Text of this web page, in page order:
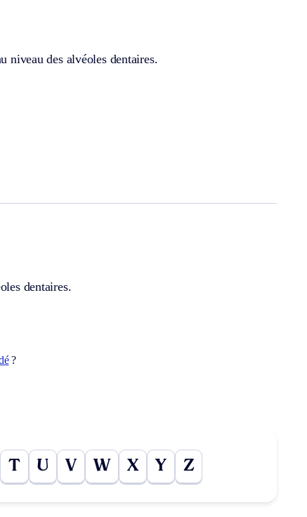
niveau des alvéoles dentaires.
dentaires.
?
T U V W X Y Z